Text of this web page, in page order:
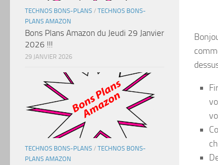
TECHNOS BONS-PLANS / TECHNOS BONS-
PLANS AMAZON
Bons Plans Amazon du Jeudi 29 Janvier
2026 !!!
29 JANVIER 2026
TECHNOS BONS-PLANS / TECHNOS BONS-
PLANS AMAZON